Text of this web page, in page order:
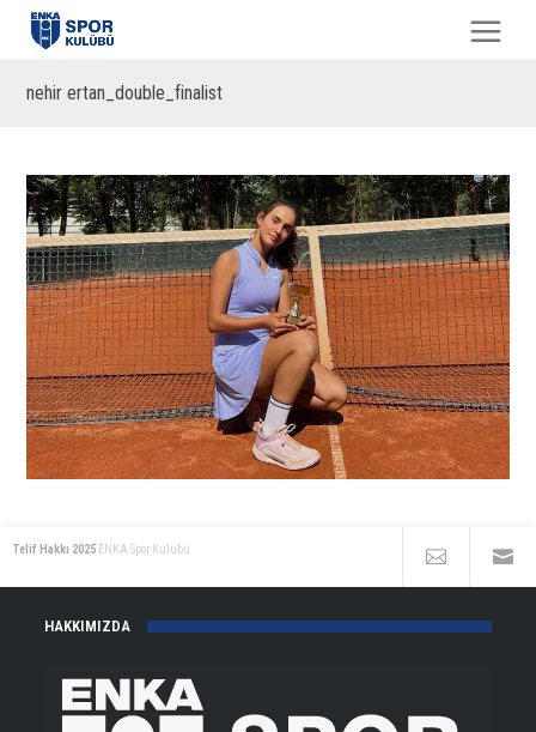
nehir ertan_double_finalist
Telif Hakkı 2025 ENKA Spor Kulübü
HAKKIMIZDA